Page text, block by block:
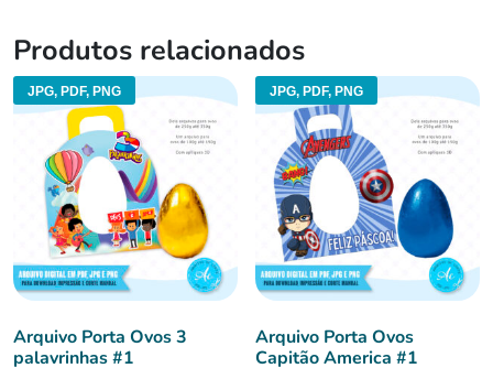
Produtos relacionados
JPG, PDF, PNG
Arquivo Porta Ovos 3
palavrinhas #1
JPG, PDF, PNG
Arquivo Porta Ovos
Capitão America #1